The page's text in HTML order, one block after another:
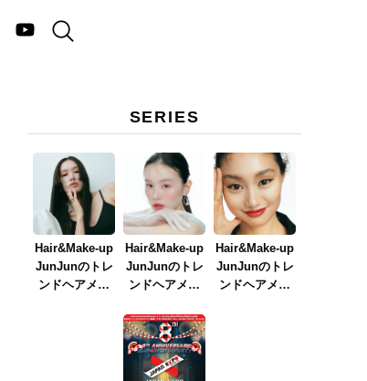
SERIES
Hair&Make-up
JunJunのトレ
ンドヘアメイ
Hair&Make-up
JunJunのトレ
ンドヘアメイ
イク
ver.2023』
Hair&Make-up
JunJunのトレ
ンドヘアメイ